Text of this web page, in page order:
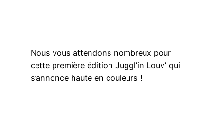
Nous vous attendons nombreux pour
cette première édition Juggl’in Louv’ qui
s’annonce haute en couleurs !